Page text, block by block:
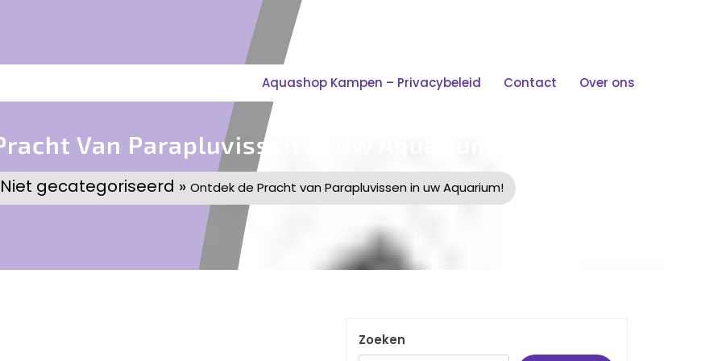
Aquashop Kampen – Privacybeleid Contact Over ons
Van Parapluvissen In Uw Aquarium!
gecategoriseerd » Ontdek de Pracht van Parapluvissen in uw Aquarium!
Zoeken